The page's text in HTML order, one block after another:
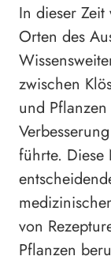
In dieser
Orten des
zwischen
und
führte. Diese
von
Pflanzen